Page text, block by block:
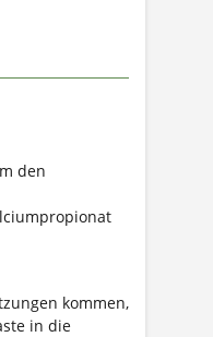
den
kommen,
in die